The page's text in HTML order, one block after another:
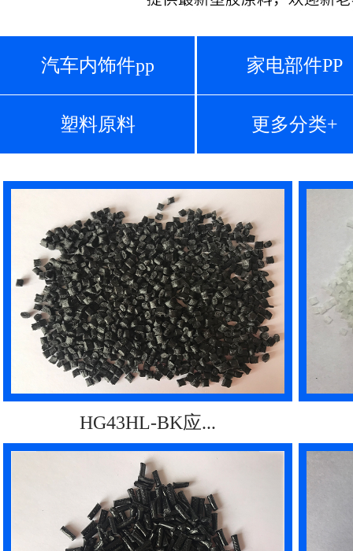
汽车内饰件pp 家电部件PP
塑料原料 更多分类+
HG43HL-BK应...